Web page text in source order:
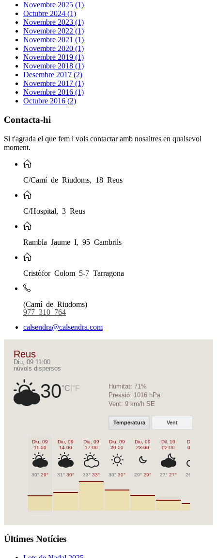
Novembre 2025 (1)
Octubre 2024 (1)
Novembre 2023 (1)
Novembre 2022 (1)
Novembre 2021 (1)
Novembre 2020 (1)
Novembre 2019 (1)
Novembre 2018 (1)
Desembre 2017 (2)
Novembre 2017 (1)
Novembre 2016 (1)
Octubre 2016 (2)
Contacta-hi
Si t'agrada el que fem i vols contactar amb nosaltres en qualsevol
moment.
C/Camí de Riudoms, 18 Reus
C/Hospital, 3 Reus
Rambla Jaume I, 95 Cambrils
Cristòfor Colom 5-7 Tarragona
(Camí de Riudoms)
977 310 764
calsendra@calsendra.com
Reus
Diu, 09 11:00
núvols dispersos
30°C °F Humitat: 71%
Pressió: 1016 hPa
Vent: 9 km/h SE
Temperatura Vent
Diu, 09
11:00
30° 29°
Diu, 09
14:00
31° 30°
Diu, 09
17:00
33° 33°
Diu, 09
20:00
30° 30°
Diu, 09
23:00
29° 29°
Dil, 10
02:00
27° 27°
Dil, 10
05:00
26°
Últimes Notícies